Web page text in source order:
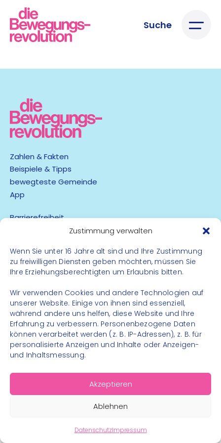
Zustimmung verwalten
Wenn Sie unter 16 Jahre alt sind und Ihre Zustimmung
zu freiwilligen Diensten geben möchten, müssen Sie
Ihre Erziehungsberechtigten um Erlaubnis bitten.
Wir verwenden Cookies und andere Technologien auf
unserer Website. Einige von ihnen sind essenziell,
während andere uns helfen, diese Website und Ihre
Erfahrung zu verbessern. Personenbezogene Daten
können verarbeitet werden (z. B. IP-Adressen), z. B. für
personalisierte Anzeigen und Inhalte oder Anzeigen-
und Inhaltsmessung.
Akzeptieren
Ablehnen
DatenschutzImpressum
Suche
Zahlen & Fakten
Beispiele & Tipps
bewegteste Gemeinde
App
Barrierefreiheit
Kontakt
Instagram
Facebook
© 2026 – Bewegungsland Steiermark gGmbH - Alle